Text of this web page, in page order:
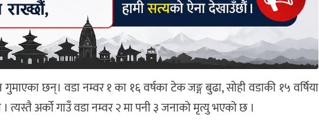
छन्। वडा नम्वर १ का १६ वर्षका टेक जङ्ग बुढा, सोही वडाकी १५ वर्षिया
त्यस्तै अर्को गाउँ वडा नम्वर २ मा पनी ३ जनाको मृत्यु भएको छ ।